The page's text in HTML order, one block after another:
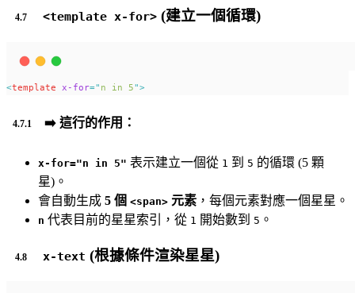
<template x-for> (建立一個循環)
<template x-for=" n in 5">
➡️ 這行的作用：
x-for="n in 5" 表示建立一個從 1 到 5 的循環 (5 顆
星)。
會自動生成 5 個 <span> 元素 ，每個元素對應一個星星。
n 代表目前的星星索引，從 1 開始數到 5 。
x-text (根據條件渲染星星)